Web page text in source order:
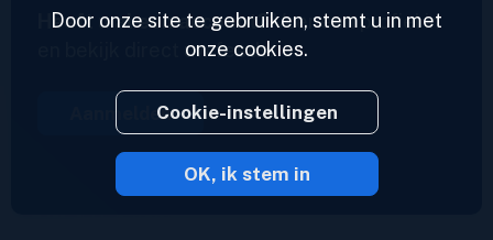
Heeft u al een account?Voer een profiel in
en bekijk direct uw feeds.
Aanmelden
2023 © Inoreader
Door onze site te gebruiken, stemt u in met
onze cookies.
Cookie-instellingen
OK, ik stem in